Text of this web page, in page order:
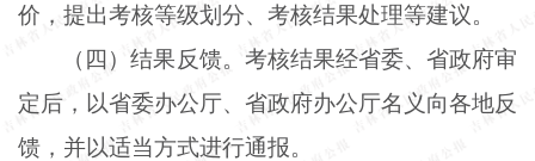
价，提出考核等级划分、考核结果处理等建议。
（四）结果反馈。考核结果经省委、省政府审
定后，以省委办公厅、省政府办公厅名义向各地反
馈，并以适当方式进行通报。